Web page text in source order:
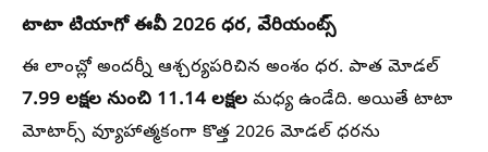
టాటా టియాగో ఈవీ 2026 ధర, వేరియంట్స్
ఈ లాంచ్లో అందర్నీ ఆశ్చర్యపరిచిన అంశం ధర. పాత మోడల్
7.99 లక్షల నుంచి 11.14 లక్షల మధ్య ఉండేది. అయితే టాటా
మోటార్స్ వ్యూహాత్మకంగా కొత్త 2026 మోడల్ ధరను